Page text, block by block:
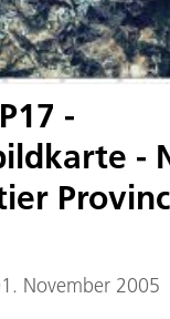
-
-
November 2005